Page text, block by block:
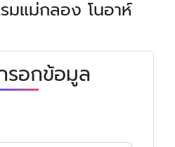
มแม่กลอง โนอาห์
อกข้อมูล